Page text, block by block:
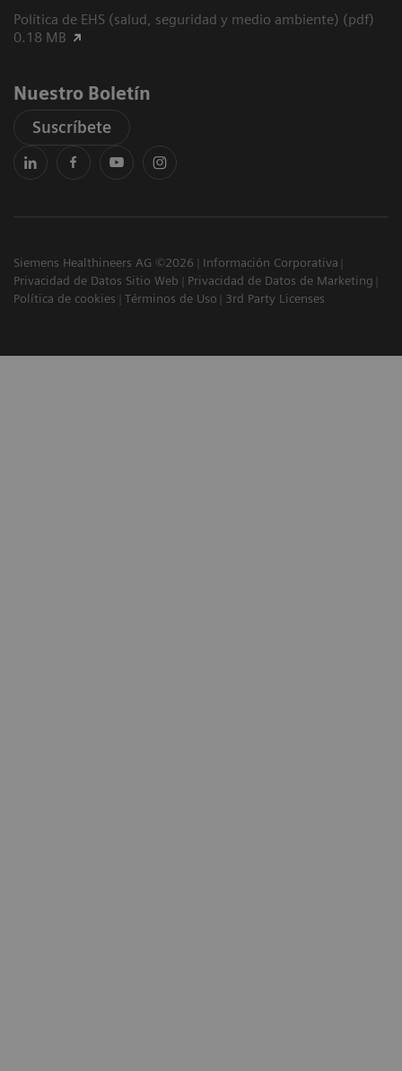
Política de EHS (salud, seguridad y medio ambiente) (pdf)
0.18 MB
Nuestro Boletín
Suscríbete
Siemens Healthineers AG ©2026
Información Corporativa
Privacidad de Datos Sitio Web
Privacidad de Datos de Marketing
Política de cookies
Términos de Uso 3rd Party Licenses